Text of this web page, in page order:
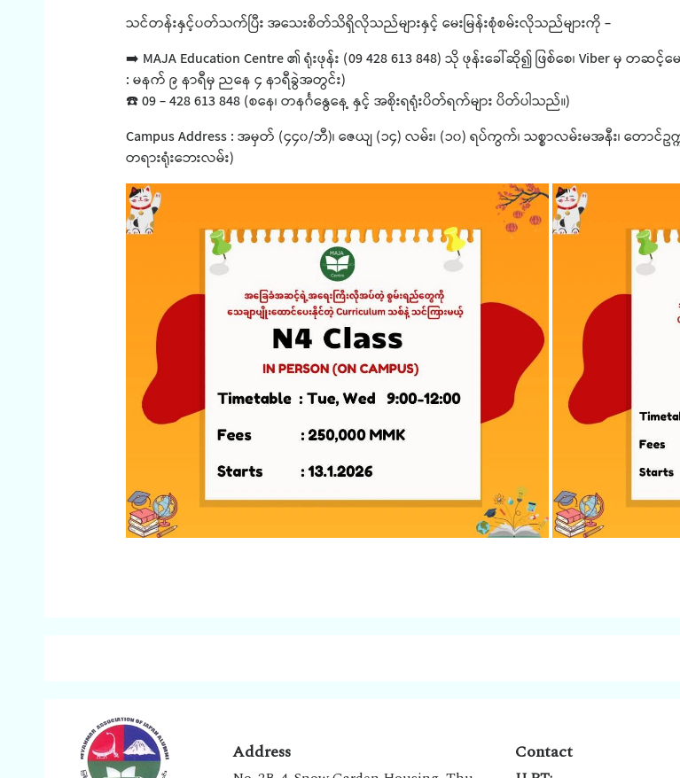
သင်တန်းနှင့်ပတ်သက်ပြီး အသေးစိတ်သိရှိလိုသည်များနှင့် မေးမြန်းစုံစမ်းလိုသည်များကို -
➡️ MAJA Education Centre ၏ ရုံးဖုန်း (09 428 613 848) သို ဖုန်းခေါ်ဆို၍ ဖြစ်စေ၊ Viber မှ တဆ
: မနက် ၉ နာရီမှ ညနေ ၄ နာရီခွဲအတွင်း)
☎️ 09 - 428 613 848 (စနေ၊ တနင်္ဂနွေနေ့ နှင့် အစိုးရရုံးပိတ်ရက်များ ပိတ်ပါသည်။)
Campus Address : အမှတ် (၄၄၀/ဘီ)၊ ဇေယျ (၁၄) လမ်း၊ (၁၀) ရပ်ကွက်၊ သစ္စာလမ်းမအနီး၊ တေ
တရားရုံးဘေးလမ်း)
Address Contact